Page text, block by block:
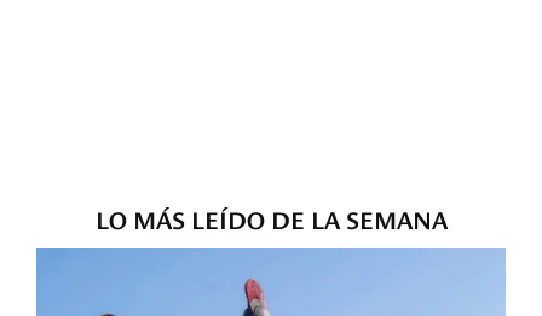
LO MÁS LEÍDO DE LA SEMANA